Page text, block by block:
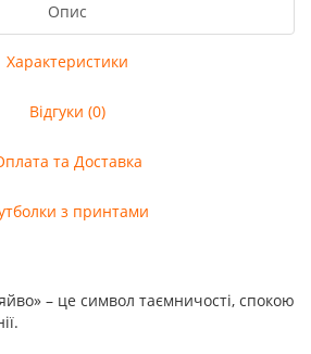
Опис
Характеристики
Відгуки (0)
та Доставка
з принтами
– це символ таємничості, спокою